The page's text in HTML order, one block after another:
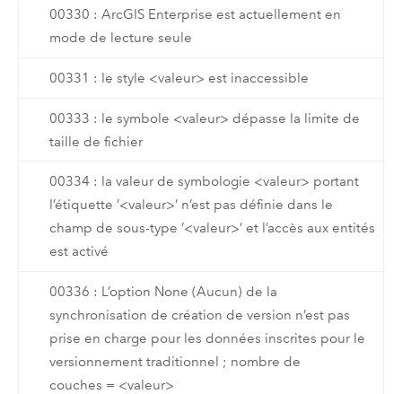
00330 : ArcGIS Enterprise est actuellement en
mode de lecture seule
00331 : le style <valeur> est inaccessible
00333 : le symbole <valeur> dépasse la limite de
taille de fichier
00334 : la valeur de symbologie <valeur> portant
l’étiquette ’<valeur>’ n’est pas définie dans le
champ de sous-type ’<valeur>’ et l’accès aux entités
est activé
00336 : L’option None (Aucun) de la
synchronisation de création de version n’est pas
prise en charge pour les données inscrites pour le
versionnement traditionnel ; nombre de
couches = <valeur>